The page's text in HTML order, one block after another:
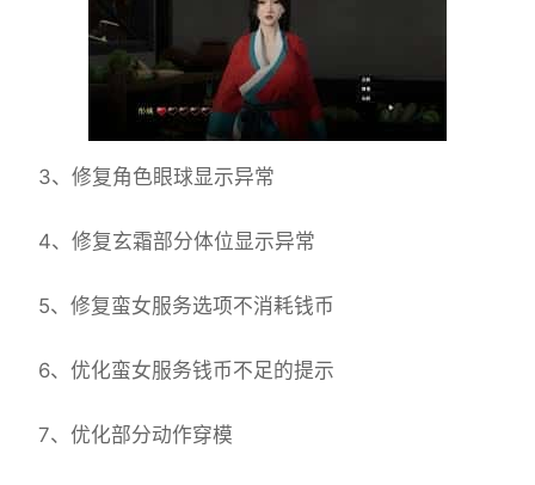
3、修复角色眼球显示异常
4、修复玄霜部分体位显示异常
5、修复蛮女服务选项不消耗钱币
6、优化蛮女服务钱币不足的提示
7、优化部分动作穿模